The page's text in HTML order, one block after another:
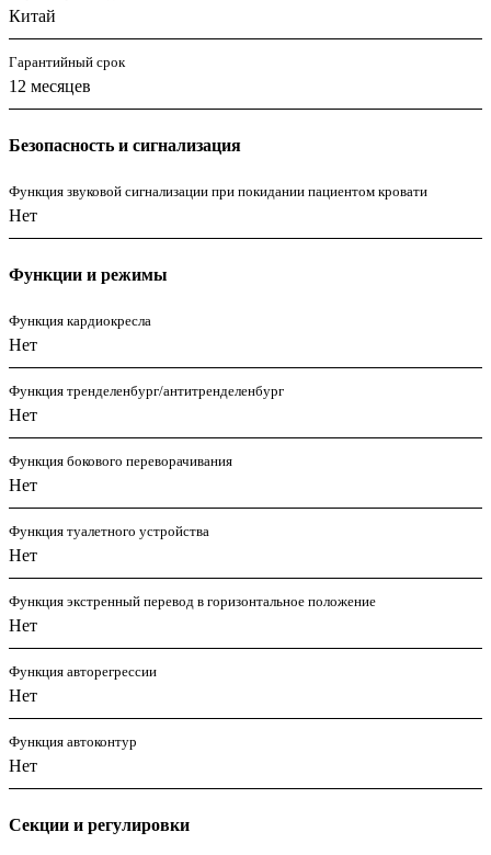
Китай
Гарантийный срок
12 месяцев
Безопасность и сигнализация
Функция звуковой сигнализации при покидании пациентом кровати
Нет
Функции и режимы
Функция кардиокресла
Нет
Функция тренделенбург/антитренделенбург
Нет
Функция бокового переворачивания
Нет
Функция туалетного устройства
Нет
Функция экстренный перевод в горизонтальное положение
Нет
Функция авторегрессии
Нет
Функция автоконтур
Нет
Секции и регулировки